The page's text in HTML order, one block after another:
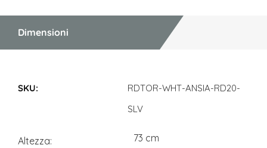
Dimensioni
RDTOR-WHT-ANSIA-RD20-
SLV
Altezza
73 cm